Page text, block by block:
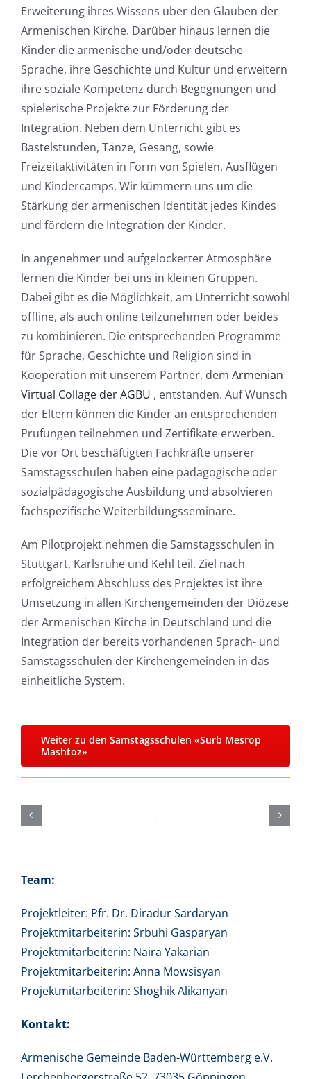
Erweiterung ihres Wissens über den Glauben der
Armenischen Kirche. Darüber hinaus lernen die
Kinder die armenische und/oder deutsche
Sprache, ihre Geschichte und Kultur und erweitern
ihre soziale Kompetenz durch Begegnungen und
spielerische Projekte zur Förderung der
Integration. Neben dem Unterricht gibt es
Bastelstunden, Tänze, Gesang, sowie
Freizeitaktivitäten in Form von Spielen, Ausflügen
und Kindercamps. Wir kümmern uns um die
Stärkung der armenischen Identität jedes Kindes
und fördern die Integration der Kinder.
In angenehmer und aufgelockerter Atmosphäre
lernen die Kinder bei uns in kleinen Gruppen.
Dabei gibt es die Möglichkeit, am Unterricht sowohl
offline, als auch online teilzunehmen oder beides
zu kombinieren. Die entsprechenden Programme
für Sprache, Geschichte und Religion sind in
Kooperation mit unserem Partner, dem Armenian
Virtual Collage der AGBU , entstanden. Auf Wunsch
der Eltern können die Kinder an entsprechenden
Prüfungen teilnehmen und Zertifikate erwerben.
Die vor Ort beschäftigten Fachkräfte unserer
Samstagsschulen haben eine pädagogische oder
sozialpädagogische Ausbildung und absolvieren
fachspezifische Weiterbildungsseminare.
Am Pilotprojekt nehmen die Samstagsschulen in
Stuttgart, Karlsruhe und Kehl teil. Ziel nach
erfolgreichem Abschluss des Projektes ist ihre
Umsetzung in allen Kirchengemeinden der Diözese
der Armenischen Kirche in Deutschland und die
Integration der bereits vorhandenen Sprach- und
Samstagsschulen der Kirchengemeinden in das
einheitliche System.
Weiter zu den Samstagsschulen «Surb Mesrop
Mashtoz»
Team:
Projektleiter: Pfr. Dr. Diradur Sardaryan
Projektmitarbeiterin: Srbuhi Gasparyan
Projektmitarbeiterin: Naira Yakarian
Projektmitarbeiterin: Anna Mowsisyan
Projektmitarbeiterin: Shoghik Alikanyan
Kontakt:
Armenische Gemeinde Baden-Württemberg e.V.